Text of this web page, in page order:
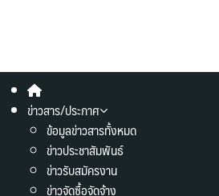
ข่าวสาร/ประกาศ
ข้อมูลข่าวสารทั้งหมด
ข่าวประชาสัมพันธ์
ข่าวรับสมัครงาน
ข่าวจัดซื้อจัดจ้าง